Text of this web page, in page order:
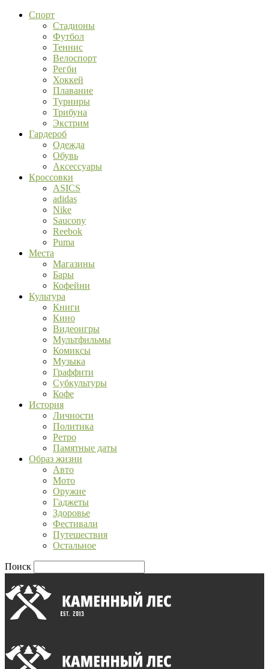
Спорт
Стадионы
Футбол
Теннис
Велоспорт
Регби
Хоккей
Плавание
Турниры
Трибуна
Экстрим
Гардероб
Одежда
Обувь
Аксессуары
Кроссовки
ASICS
adidas
Nike
Saucony
Reebok
Puma
Места
Магазины
Бары
Кофейни
Культура
Книги
Кино
Видеоигры
Мультфильмы
Комиксы
Музыка
Граффити
Субкультуры
Кофе
История
Личности
Политика
Ретро
Памятные даты
Образ жизни
Авто
Мото
Оружие
Гаджеты
Здоровье
Фестивали
Путешествия
Остальное
Поиск